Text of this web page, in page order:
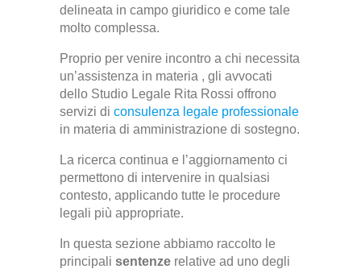
delineata in campo giuridico e come tale
molto complessa.
Proprio per venire incontro a chi necessita
un’assistenza in materia , gli avvocati
dello Studio Legale Rita Rossi offrono
servizi di consulenza legale professionale
in materia di amministrazione di sostegno.
La ricerca continua e l’aggiornamento ci
permettono di intervenire in qualsiasi
contesto, applicando tutte le procedure
legali più appropriate.
In questa sezione abbiamo raccolto le
principali sentenze relative ad uno degli